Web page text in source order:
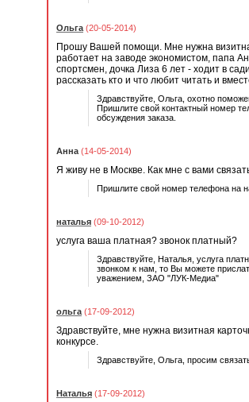
Ольга (20-05-2014)
Прошу Вашей помощи. Мне нужна
работает на заводе экономистом, папа
спортсмен, дочка Лиза 6 лет - ходит в
рассказать кто и что любит читать и
Здравствуйте, Ольга, охотно
Пришлите свой контактный номер
обсуждения заказа.
Анна (14-05-2014)
Я живу не в Москве. Как мне с вами
Пришлите свой номер телефона на
наталья (09-10-2012)
услуга ваша платная? звонок платный?
Здравствуйте, Наталья, услуга
звонком к нам, то Вы можете
уважением, ЗАО "ЛУК-Медиа"
ольга (17-09-2012)
Здравствуйте, мне нужна визитная
конкурсе.
Здравствуйте, Ольга, просим
Наталья (17-09-2012)